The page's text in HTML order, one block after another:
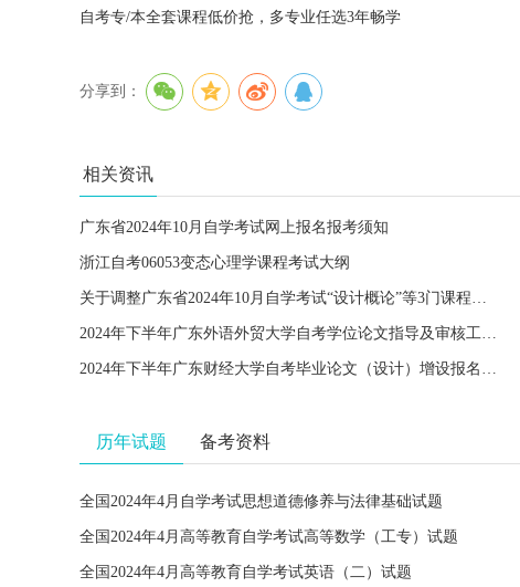
自考专/本全套课程低价抢，多专业任选3年畅学
分享到：
相关资讯
广东省2024年10月自学考试网上报名报考须知
浙江自考06053变态心理学课程考试大纲
关于调整广东省2024年10月自学考试“设计概论”等3门课程考试安排的通知
2024年下半年广东外语外贸大学自考学位论文指导及审核工作安排通知
2024年下半年广东财经大学自考毕业论文（设计）增设报名的通知
历年试题 备考资料
全国2024年4月自学考试思想道德修养与法律基础试题
全国2024年4月高等教育自学考试高等数学（工专）试题
全国2024年4月高等教育自学考试英语（二）试题